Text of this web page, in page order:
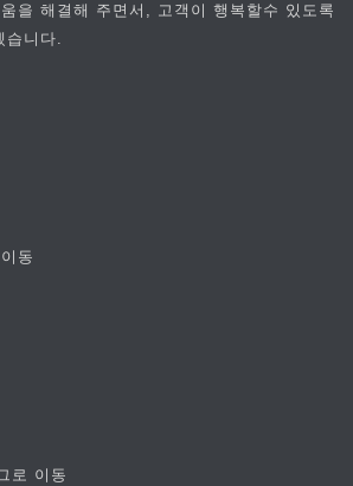
을 해결해 주면서, 고객이 행복할수 있도록
습니다.
동
로 이동